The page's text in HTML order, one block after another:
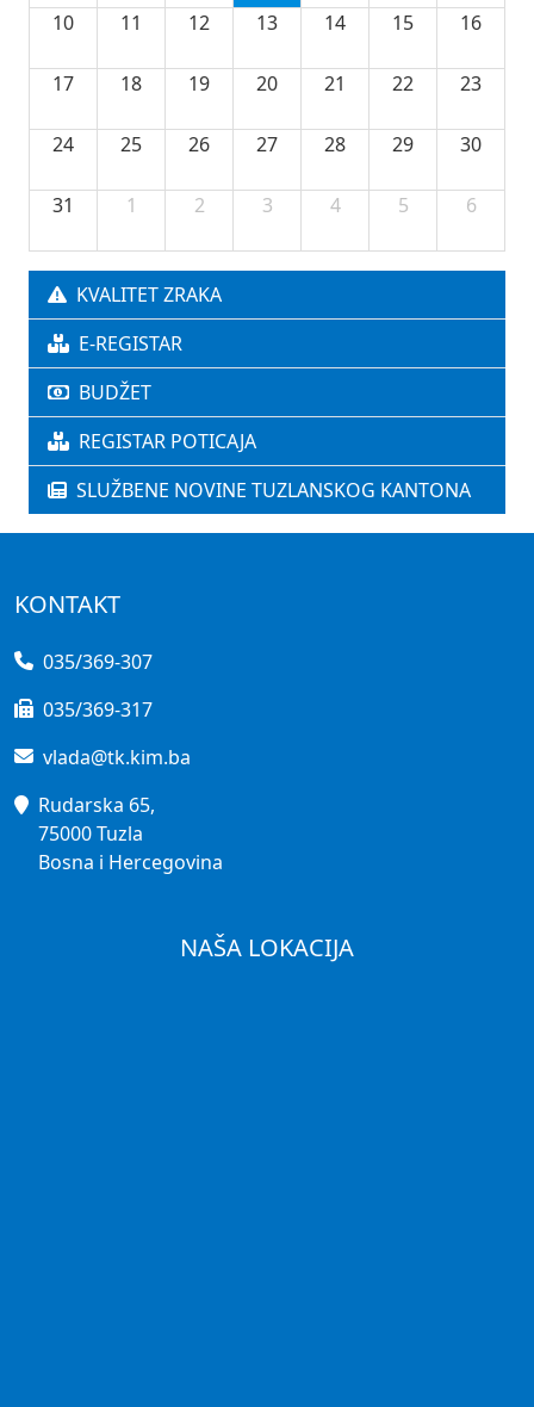
10 11 12 13 14 15 16
17 18 19 20 21 22 23
24 25 26 27 28 29 30
31 1 2 3 4 5 6
KVALITET ZRAKA
E-REGISTAR
BUDŽET
REGISTAR POTICAJA
SLUŽBENE NOVINE TUZLANSKOG KANTONA
KONTAKT
035/369-307
035/369-317
vlada@tk.kim.ba
Rudarska 65,
75000 Tuzla
Bosna i Hercegovina
NAŠA LOKACIJA